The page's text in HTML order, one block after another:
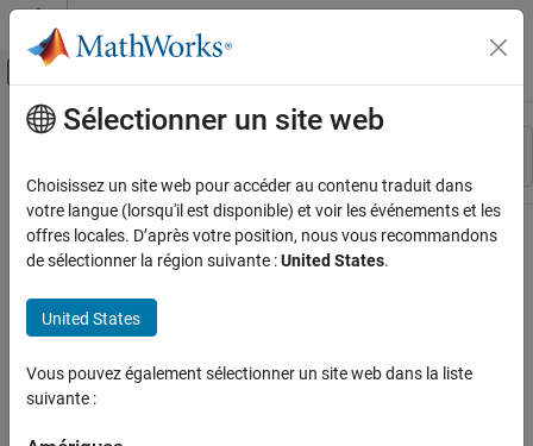
Passer au contenu
Activer/désactiver l'affichage du menu
Ressource
Contenu principal
Sélectionner un site web
Choisissez un site web pour accéder au contenu traduit dans
votre langue (lorsqu'il est disponible) et voir les événements et les
offres locales. D’après votre position, nous vous recommandons
de sélectionner la région suivante :United States.
United States
Vous pouvez également sélectionner un site web dans la liste
suivante :